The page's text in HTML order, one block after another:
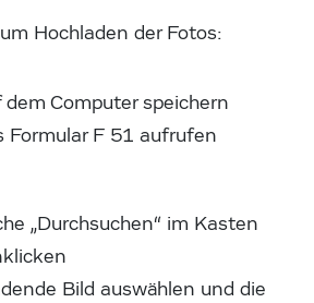
Hochladen der Fotos:
Computer speichern
Formular F 51 aufrufen
„Durchsuchen“ im Kasten
Bild auswählen und die